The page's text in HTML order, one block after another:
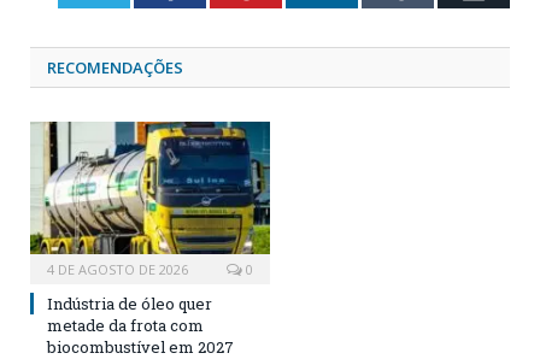
RECOMENDAÇÕES
4 DE AGOSTO DE 2026 0
Indústria de óleo quer
metade da frota com
biocombustível em 2027